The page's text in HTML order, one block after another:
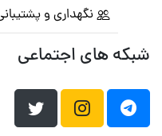
نگهداری و
شبکه های اجتماعی